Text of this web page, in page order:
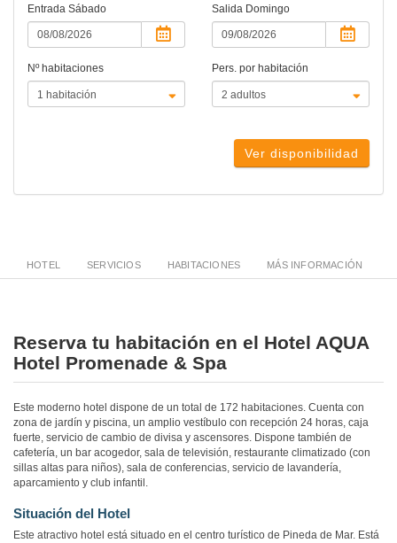
Entrada Sábado Salida Domingo
Nº habitaciones Pers. por habitación
Ver disponibilidad
HOTEL SERVICIOS HABITACIONES MÁS INFORMACIÓN
Reserva tu habitación en el Hotel AQUA
Hotel Promenade & Spa
Este moderno hotel dispone de un total de 172 habitaciones. Cuenta con
zona de jardín y piscina, un amplio vestíbulo con recepción 24 horas, caja
fuerte, servicio de cambio de divisa y ascensores. Dispone también de
cafetería, un bar acogedor, sala de televisión, restaurante climatizado (con
sillas altas para niños), sala de conferencias, servicio de lavandería,
aparcamiento y club infantil.
Situación del Hotel
Este atractivo hotel está situado en el centro turístico de Pineda de Mar. Está